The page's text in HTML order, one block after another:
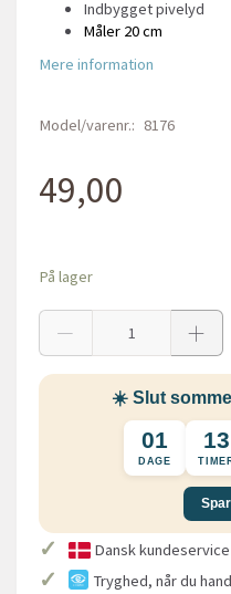
Indbygget pivelyd
Måler 20 cm
Mere information
Model/varenr.: 8176
49,00
På lager
☀️ Slut
01
DAGE
13
✓ Dansk
✓ Tryghed, når du